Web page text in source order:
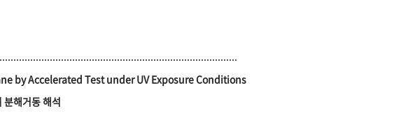
by Accelerated Test under UV Exposure Conditions
분해거동 해석